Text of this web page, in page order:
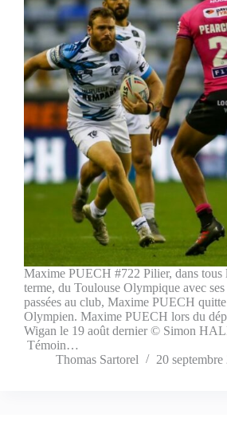
Maxime PUECH #722 Pilier, dans tous
terme, du Toulouse Olympique avec ses
passées au club, Maxime PUECH
Olympien. Maxime PUECH lors du
Wigan le 19 août dernier © Simon
Témoin…
Thomas Sartorel
20 septembre